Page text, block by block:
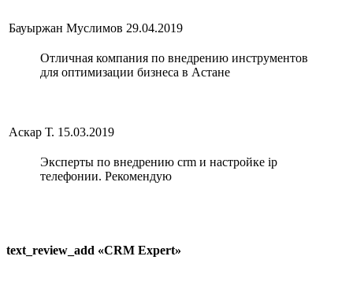
Бауыржан Муслимов 29.04.2019
Отличная компания по внедрению инструментов
для оптимизации бизнеса в Астане
Аскар Т. 15.03.2019
Эксперты по внедрению crm и настройке ip
телефонии. Рекомендую
text_review_add «CRM Expert»